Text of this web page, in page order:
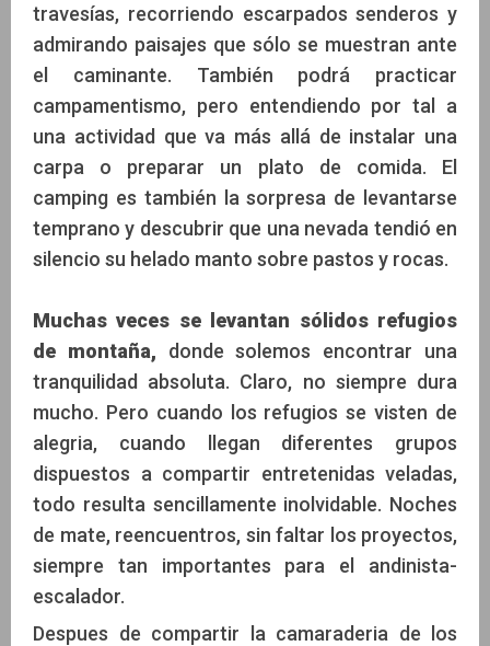
travesías, recorriendo escarpados senderos y
admirando paisajes que sólo se muestran ante
el caminante. También podrá practicar
campamentismo, pero entendiendo por tal a
una actividad que va más allá de instalar una
carpa o preparar un plato de comida. El
camping es también la sorpresa de levantarse
temprano y descubrir que una nevada tendió en
silencio su helado manto sobre pastos y rocas.
Muchas veces se levantan sólidos refugios
de montaña, donde solemos encontrar una
tranquilidad absoluta. Claro, no siempre dura
mucho. Pero cuando los refugios se visten de
alegria, cuando llegan diferentes grupos
dispuestos a compartir entretenidas veladas,
todo resulta sencillamente inolvidable. Noches
de mate, reencuentros, sin faltar los proyectos,
siempre tan importantes para el andinista-
escalador.
Despues de compartir la camaraderia de los